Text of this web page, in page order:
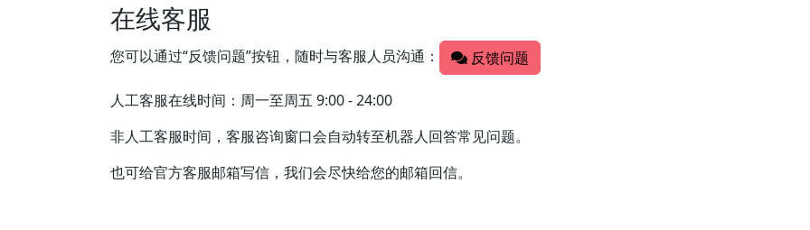
在线客服
您可以通过“反馈问题”按钮，随时与客服人员沟通： 反馈问题
人工客服在线时间：周一至周五 9:00 - 24:00
非人工客服时间，客服咨询窗口会自动转至机器人回答常见问题。
也可给官方客服邮箱写信，我们会尽快给您的邮箱回信。